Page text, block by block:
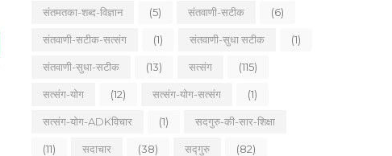
संतमतका-शब्द-विज्ञान (5) संतवाणी-सटीक (6)
संतवाणी-सटीक-सत्संग (1) संतवाणी-सुधा सटीक (1)
संतवाणी-सुधा-सटीक (13) सत्संग (115)
सत्संग-योग (12) सत्संग-योग-सत्संग (1)
सत्संग-योग-ADKविचार (1) सदगुरु-की-सार-शिक्षा
(11) सदाचार (38) सद्गुरु (82)